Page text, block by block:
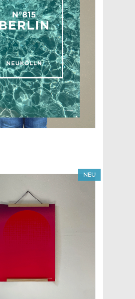
NEU